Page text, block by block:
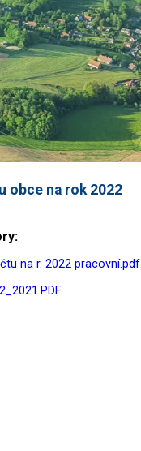
obce na rok 2022
na r. 2022 pracovní.pdf